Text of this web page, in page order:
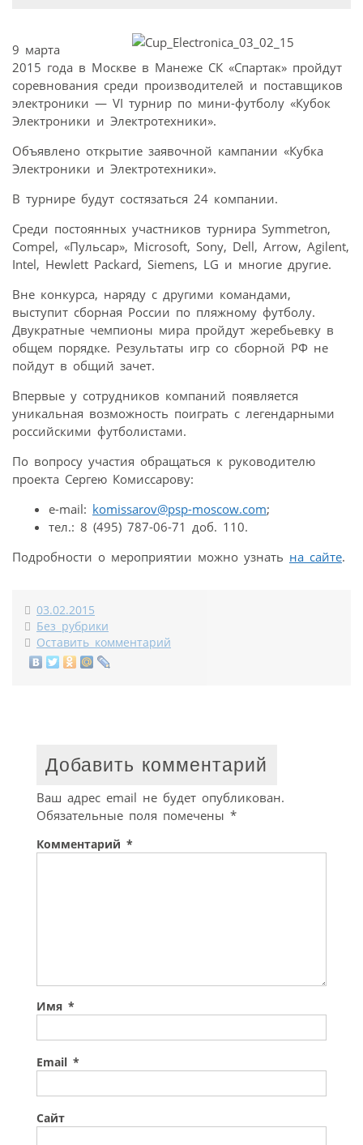
9 марта
2015 года в Москве в Манеже СК «Спартак» пройдут
соревнования среди производителей и поставщиков
электроники — VI турнир по мини-футболу «Кубок
Электроники и Электротехники».
Объявлено открытие заявочной кампании «Кубка
Электроники и Электротехники».
В турнире будут состязаться 24 компании.
Среди постоянных участников турнира Symmetron,
Compel, «Пульсар», Microsoft, Sony, Dell, Arrow, Agilent,
Intel, Hewlett Packard, Siemens, LG и многие другие.
Вне конкурса, наряду с другими командами,
выступит сборная России по пляжному футболу.
Двукратные чемпионы мира пройдут жеребьевку в
общем порядке. Результаты игр со сборной РФ не
пойдут в общий зачет.
Впервые у сотрудников компаний появляется
уникальная возможность поиграть с легендарными
российскими футболистами.
По вопросу участия обращаться к руководителю
проекта Сергею Комиссарову:
e-mail: komissarov@psp-moscow.com;
тел.: 8 (495) 787-06-71 доб. 110.
Подробности о мероприятии можно узнать на сайте.
03.02.2015
Без рубрики
Оставить комментарий
Добавить комментарий
Ваш адрес email не будет опубликован.
Обязательные поля помечены *
Комментарий *
Имя *
Email *
Сайт